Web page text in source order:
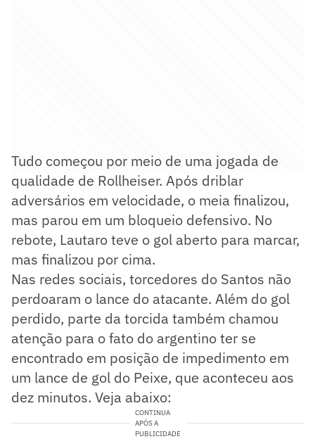
Tudo começou por meio de uma jogada de
qualidade de Rollheiser. Após driblar
adversários em velocidade, o meia finalizou,
mas parou em um bloqueio defensivo. No
rebote, Lautaro teve o gol aberto para marcar,
mas finalizou por cima.
Nas redes sociais, torcedores do Santos não
perdoaram o lance do atacante. Além do gol
perdido, parte da torcida também chamou
atenção para o fato do argentino ter se
encontrado em posição de impedimento em
um lance de gol do Peixe, que aconteceu aos
dez minutos. Veja abaixo:
CONTINUA
APÓS A
PUBLICIDADE